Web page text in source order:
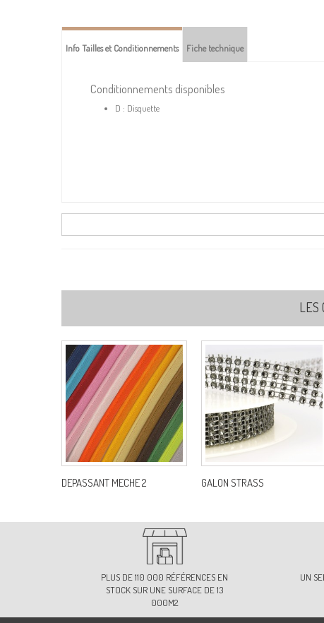
Info Tailles et Conditionnements Fiche technique
Conditionnements disponibles
D : Disquette
LES
DEPASSANT MECHE 2 GALON STRASS
PLUS DE 110 000 RÉFÉRENCES EN
STOCK SUR UNE SURFACE DE 13
000M2
UN